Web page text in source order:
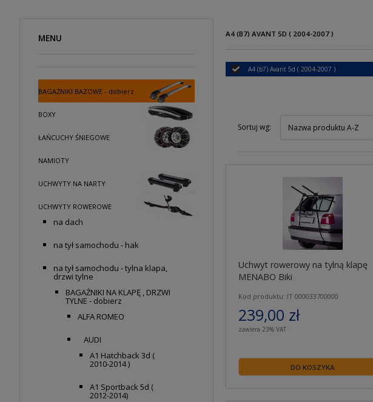
MENU
BAGAŻNIKI BAZOWE - dobierz
BOXY
ŁAŃCUCHY ŚNIEGOWE
NAMIOTY
UCHWYTY NA NARTY
UCHWYTY ROWEROWE
na dach
na tył samochodu - hak
na tył samochodu - tylna klapa,
drzwi tylne
BAGAŻNIKI NA KLAPĘ , DRZWI
TYLNE - dobierz
ALFA ROMEO
AUDI
A1 Hatchback 3d (
2010-2014 )
A1 Sportback 5d (
2012-2014)
A4 (B7) AVANT 5D ( 2004-2007 )
A4 (b7) Avant 5d ( 2004-2007 )
Sortuj wg: Nazwa produktu A-Z
Uchwyt rowerowy na tylną klapę
MENABO Biki
Kod produktu: IT 000033700000
239,00 zł
zawiera 23% VAT
DO KOSZYKA